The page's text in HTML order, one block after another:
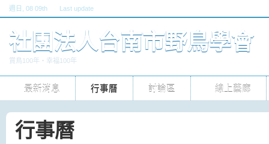
社團法人台南市野鳥學會
賞鳥100年‧幸福100年
週日 , 08 09th Last update
最新消息 行事曆 討論區 線上藝廊
行事曆